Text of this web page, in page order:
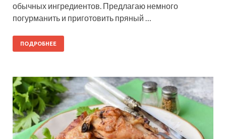
обычных ингредиентов. Предлагаю немного
погурманить и приготовить пряный …
ПОДРОБНЕЕ